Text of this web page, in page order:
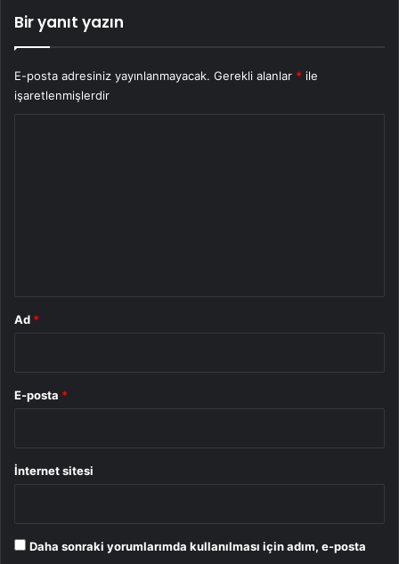
Bir yanıt yazın
E-posta adresiniz yayınlanmayacak. Gerekli alanlar * ile
işaretlenmişlerdir
Ad *
E-posta *
İnternet sitesi
Daha sonraki yorumlarımda kullanılması için adım, e-posta